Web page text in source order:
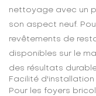
nettoyage avec un
son aspect neuf.
revêtements de
disponibles sur le
des résultats
Facilité d'installation
Pour les foyers